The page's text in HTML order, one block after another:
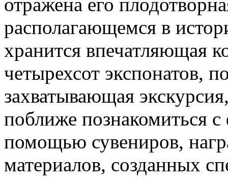
отражена его
располагающемся в
хранится впечатляющая
четырехсот экспонатов,
захватывающая
поближе познакомиться
помощью сувениров,
материалов, созданных